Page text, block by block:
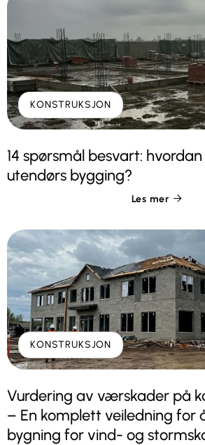
KONSTRUKSJON
14 spørsmål besvart:
utendørs bygging?
Les mer 
KONSTRUKSJON
Vurdering av værskader på
– En komplett veiledning for
bygning for vind- og